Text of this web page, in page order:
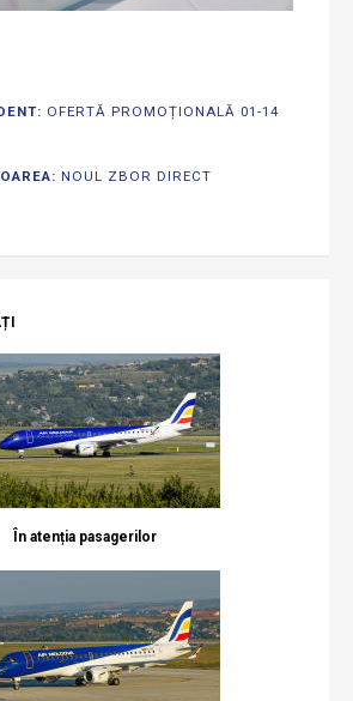
OFERTĂ PROMOȚIONALĂ 01-14
NOUL ZBOR DIRECT
În atenția pasagerilor